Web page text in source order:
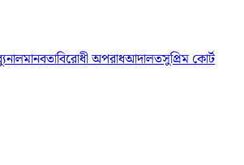
মানবতাবিরোধী অপরাধআদালতসুপ্রিম কোর্ট